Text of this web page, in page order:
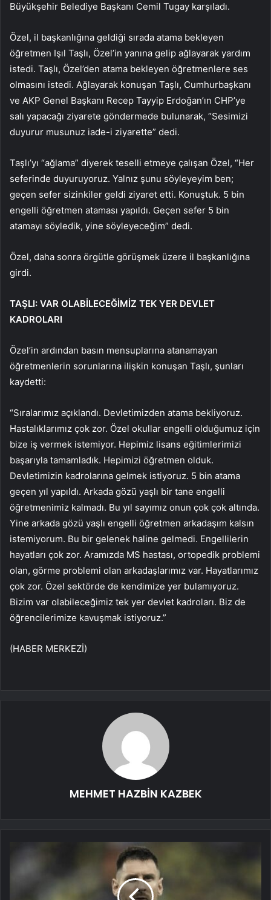
Büyükşehir Belediye Başkanı Cemil Tugay karşıladı.
Özel, il başkanlığına geldiği sırada atama bekleyen
öğretmen Işıl Taşlı, Özel’in yanına gelip ağlayarak yardım
istedi. Taşlı, Özel’den atama bekleyen öğretmenlere ses
olmasını istedi. Ağlayarak konuşan Taşlı, Cumhurbaşkanı
ve AKP Genel Başkanı Recep Tayyip Erdoğan’ın CHP’ye
salı yapacağı ziyarete göndermede bulunarak, “Sesimizi
duyurur musunuz iade-i ziyarette” dedi.
Taşlı’yı “ağlama” diyerek teselli etmeye çalışan Özel, “Her
seferinde duyuruyoruz. Yalnız şunu söyleyeyim ben;
geçen sefer sizinkiler geldi ziyaret etti. Konuştuk. 5 bin
engelli öğretmen ataması yapıldı. Geçen sefer 5 bin
atamayı söyledik, yine söyleyeceğim” dedi.
Özel, daha sonra örgütle görüşmek üzere il başkanlığına
girdi.
TAŞLI: VAR OLABİLECEĞİMİZ TEK YER DEVLET
KADROLARI
Özel’in ardından basın mensuplarına atanamayan
öğretmenlerin sorunlarına ilişkin konuşan Taşlı, şunları
kaydetti:
“Sıralarımız açıklandı. Devletimizden atama bekliyoruz.
Hastalıklarımız çok zor. Özel okullar engelli olduğumuz için
bize iş vermek istemiyor. Hepimiz lisans eğitimlerimizi
başarıyla tamamladık. Hepimizi öğretmen olduk.
Devletimizin kadrolarına gelmek istiyoruz. 5 bin atama
geçen yıl yapıldı. Arkada gözü yaşlı bir tane engelli
öğretmenimiz kalmadı. Bu yıl sayımız onun çok çok altında.
Yine arkada gözü yaşlı engelli öğretmen arkadaşım kalsın
istemiyorum. Bu bir gelenek haline gelmedi. Engellilerin
hayatları çok zor. Aramızda MS hastası, ortopedik problemi
olan, görme problemi olan arkadaşlarımız var. Hayatlarımız
çok zor. Özel sektörde de kendimize yer bulamıyoruz.
Bizim var olabileceğimiz tek yer devlet kadroları. Biz de
öğrencilerimize kavuşmak istiyoruz.”
(HABER MERKEZİ)
MEHMET HAZBİN KAZBEK